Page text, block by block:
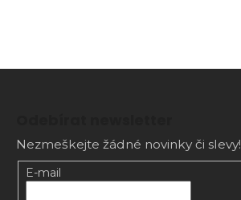
Nezmeškejte žádné novinky či slevy!
E-mail